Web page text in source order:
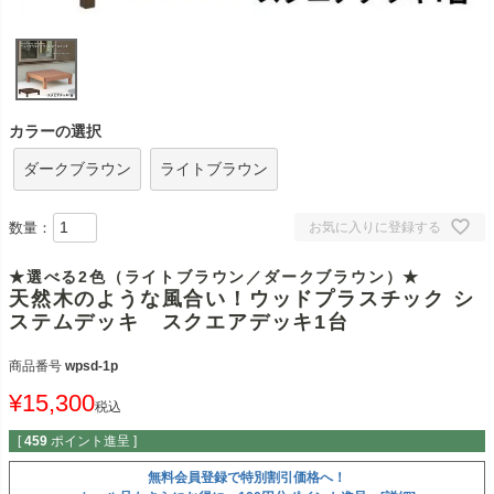
カラーの選択
ダークブラウン ライトブラウン
お気に入りに登録する
数量：
★選べる2色（ライトブラウン／ダークブラウン）★
天然木のような風合い！ウッドプラスチック シ
ステムデッキ スクエアデッキ1台
商品番号 wpsd-1p
¥15,300税込
[ 459 ポイント進呈 ]
無料会員登録で特別割引価格へ！